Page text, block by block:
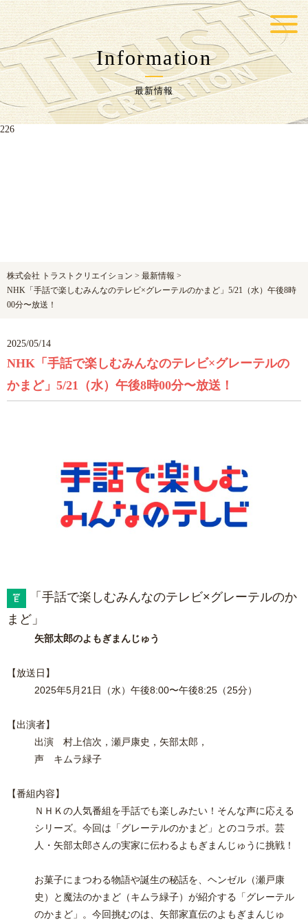
Warning : Undefined variable $postID in /home/trustcr/trust-
cr.com/public_html/wp-content/themes/jpcrest-themes/functions.phpon line
217
Warning : Undefined variable $postID in/home/trustcr/trust-
cr.com/public_html/wp-content/themes/jpcrest-themes/functions.php
on line
226
Information
最新情報
株式会社 トラストクリエイション > 最新情報 >
NHK「手話で楽しむみんなのテレビ×グレーテルのかまど」5/21（水）午後8時
00分〜放送！
2025/05/14
NHK「手話で楽しむみんなのテレビ×グレーテルの
かまど」5/21（水）午後8時00分〜放送！
「手話で楽しむみんなのテレビ×グレーテルのか
まど」
矢部太郎のよもぎまんじゅう
【放送日】
2025年5月21日（水）午後8:00〜午後8:25（25分）
【出演者】
出演 村上信次，瀬戸康史，矢部太郎，
声 キムラ緑子
【番組内容】
ＮＨＫの人気番組を手話でも楽しみたい！そんな声に応える
シリーズ。今回は「グレーテルのかまど」とのコラボ。芸
人・矢部太郎さんの実家に伝わるよもぎまんじゅうに挑戦！
お菓子にまつわる物語や誕生の秘話を、ヘンゼル（瀬戸康
史）と魔法のかまど（キムラ緑子）が紹介する「グレーテル
のかまど」。今回挑むのは、矢部家直伝のよもぎまんじゅ